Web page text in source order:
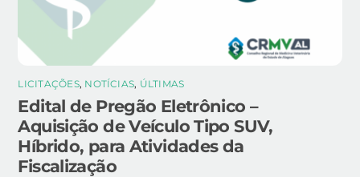
LICITAÇÕES, NOTÍCIAS, ÚLTIMAS
Edital de Pregão Eletrônico –
Aquisição de Veículo Tipo SUV,
Híbrido, para Atividades da
Fiscalização